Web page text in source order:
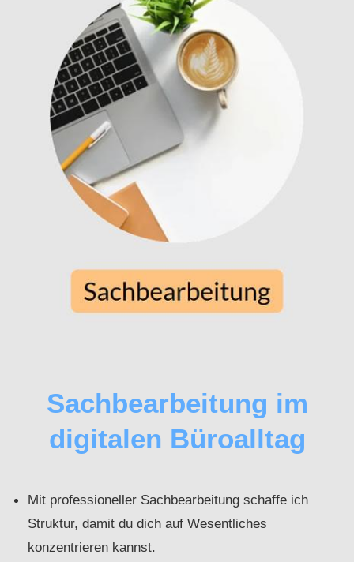
Sachbearbeitung im
digitalen Büroalltag
Mit professioneller Sachbearbeitung schaffe ich
Struktur, damit du dich auf Wesentliches
konzentrieren kannst.